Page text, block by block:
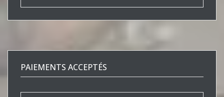
PAIEMENTS ACCEPTÉS